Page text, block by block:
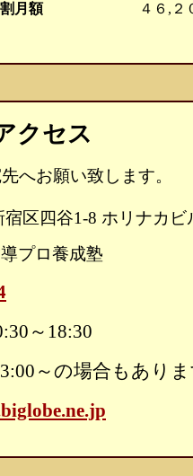
月額
４６,２
クセス
へお願い致します。
宿区四谷1-8 ホリナカビ
プロ養成塾
～18:30
～の場合もあり